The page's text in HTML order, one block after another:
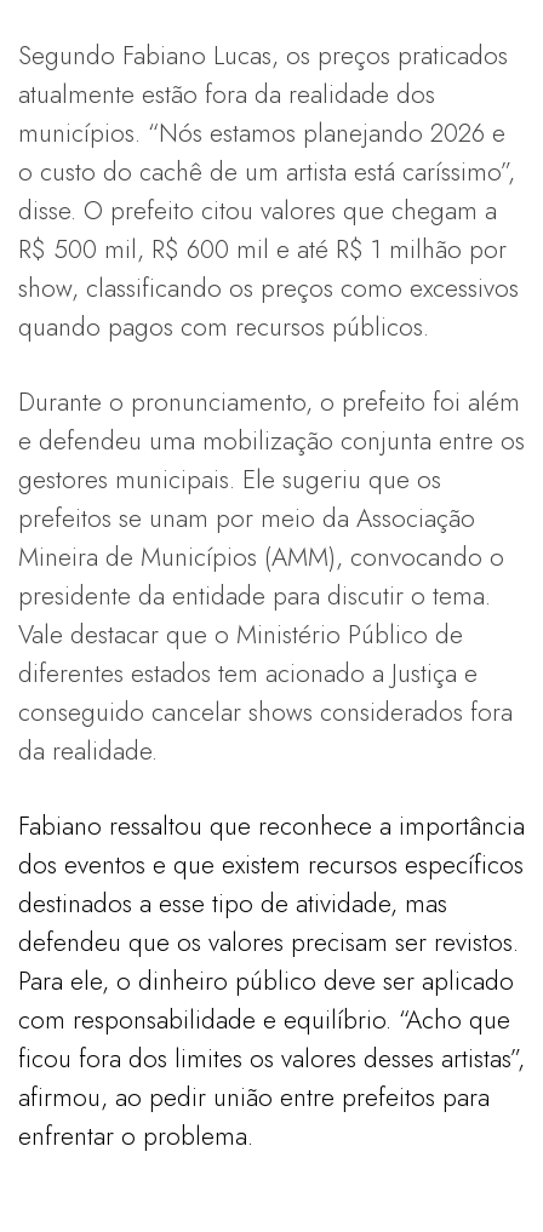
Segundo Fabiano Lucas, os preços praticados
atualmente estão fora da realidade dos
municípios. “Nós estamos planejando 2026 e
o custo do cachê de um artista está caríssimo”,
disse. O prefeito citou valores que chegam a
R$ 500 mil, R$ 600 mil e até R$ 1 milhão por
show, classificando os preços como excessivos
quando pagos com recursos públicos.
Durante o pronunciamento, o prefeito foi além
e defendeu uma mobilização conjunta entre os
gestores municipais. Ele sugeriu que os
prefeitos se unam por meio da Associação
Mineira de Municípios (AMM), convocando o
presidente da entidade para discutir o tema.
Vale destacar que o Ministério Público de
diferentes estados tem acionado a Justiça e
conseguido cancelar shows considerados fora
da realidade.
Fabiano ressaltou que reconhece a importância
dos eventos e que existem recursos específicos
destinados a esse tipo de atividade, mas
defendeu que os valores precisam ser revistos.
Para ele, o dinheiro público deve ser aplicado
com responsabilidade e equilíbrio. “Acho que
ficou fora dos limites os valores desses artistas”,
afirmou, ao pedir união entre prefeitos para
enfrentar o problema.